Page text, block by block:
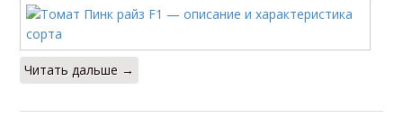
Читать дальше →